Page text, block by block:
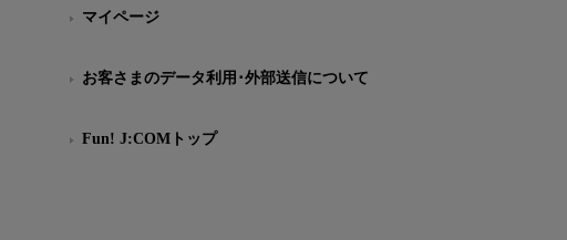
マイページ
お客さまのデータ利用･外部送信について
Fun! J:COMトップ